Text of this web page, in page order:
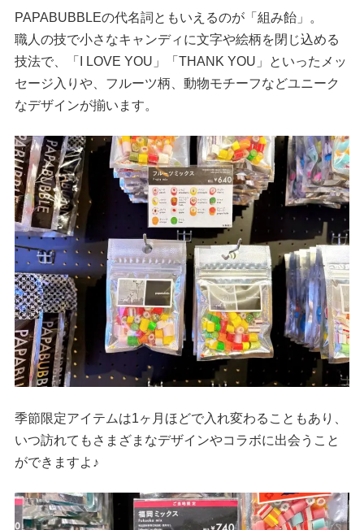
PAPABUBBLEの代名詞ともいえるのが「組み飴」。
職人の技で小さなキャンディに文字や絵柄を閉じ込める
技法で、「I LOVE YOU」「THANK YOU」といったメッ
セージ入りや、フルーツ柄、動物モチーフなどユニーク
なデザインが揃います。
季節限定アイテムは1ヶ月ほどで入れ変わることもあり、
いつ訪れてもさまざまなデザインやコラボに出会うこと
ができますよ♪